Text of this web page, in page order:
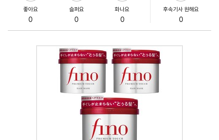
좋아요
0
슬퍼요
0
화나요
0
후속기사 원해요
0